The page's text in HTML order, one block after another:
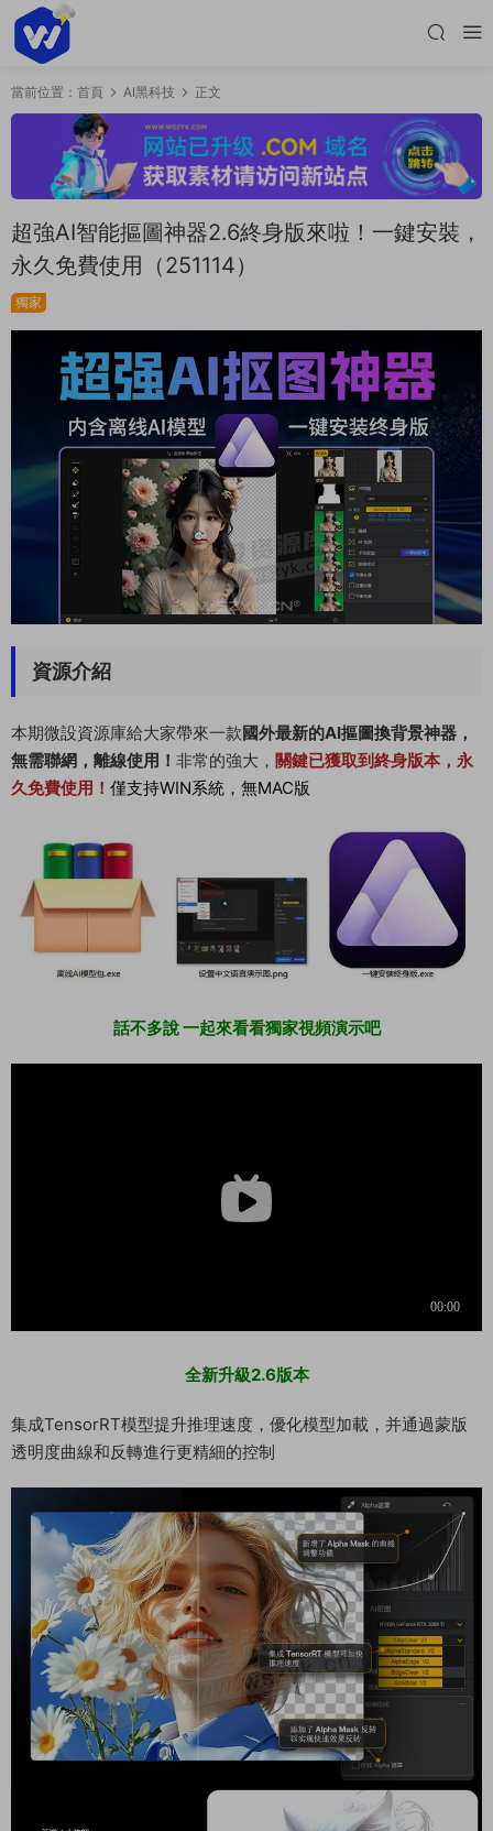
當前位置： 首頁 AI黑科技 正文
超強AI智能摳圖神器2.6終身版來啦！一鍵安裝，
永久免費使用（251114）
獨家
資源介紹
本期微設資源庫給大家帶來一款國外最新的AI摳圖換背景神器，
無需聯網，離線使用！ 非常的強大， 關鍵已獲取到終身版本，永
久免費使用！ 僅支持WIN系統，無MAC版
話不多說 一起來看看獨家視頻演示吧
全新升級2.6版本
集成TensorRT模型提升推理速度，優化模型加載，并通過蒙版
透明度曲線和反轉進行更精細的控制